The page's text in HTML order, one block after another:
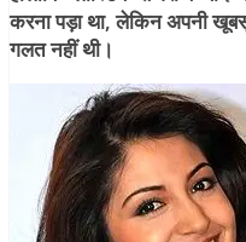
करना पड़ा था, लेकिन अपनी
गलत नहीं थी।